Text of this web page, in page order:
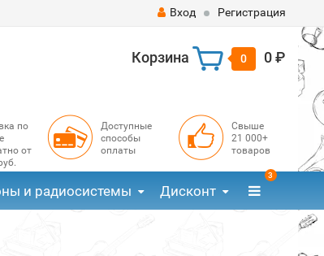
Вход Регистрация
Корзина 0 0 ₽
по
от
Доступные
способы
оплаты
Свыше
21 000+
товаров
и радиосистемы Дисконт
3